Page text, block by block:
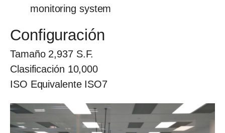
monitoring system
Configuración
Tamaño 2,937S.F.
Clasificación 10,000
ISO EquivalenteISO7